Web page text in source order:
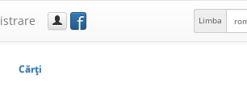
f Limba
Cărţi